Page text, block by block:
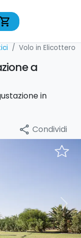
shopping_cart
Volo in Elicottero
a
in
share Condividi
Next